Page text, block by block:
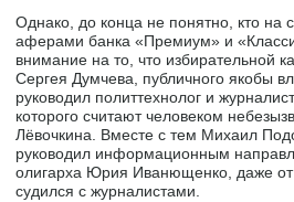
Однако, до конца не понятно, кто на
аферами банка «Премиум» и
внимание на то, что избирательной
Сергея Думчева, публичного якобы
руководил политтехнолог и
которого считают человеком
Лёвочкина. Вместе с тем Михаил
руководил информационным
олигарха Юрия Иванющенко, даже
судился с журналистами.